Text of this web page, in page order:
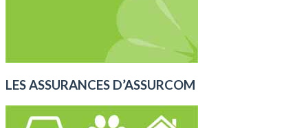
LES ASSURANCES D’ASSURCOM